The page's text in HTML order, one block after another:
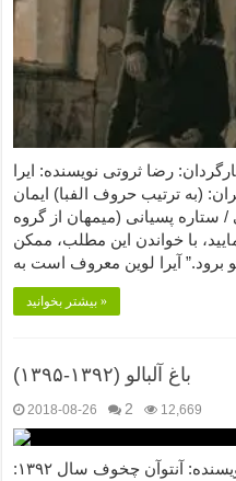
(۱) طراح و کارگردان: رضا ثروتی نویسنده: ایرا
(به ترتیب حروف الفبا) ایمان
پسیانی (میمهان از گروه
با خواندن این مطلب، ممکن
بیشتر بخوانید »
باغ آلبالو (۱۳۹۲-۱۳۹۵)
2018-08-26 2 12,669
باغ آلبالو (۱۳۹۲) و (۱۳۹۵) (۱) (۲) نویسنده: آنتوآن چخوف سال ۱۳۹۲: